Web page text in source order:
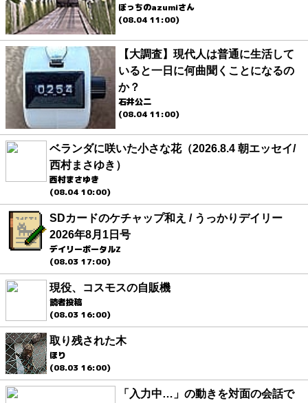
ぼっちのazumiさん
(08.04 11:00)
【大調査】現代人は普通に生活して
いると一日に何曲聞くことになるの
か？
石井公二
(08.04 11:00)
ベランダに咲いた小さな花（2026.8.4 朝エッセイ/
西村まさゆき）
西村まさゆき
(08.04 10:00)
SDカードのケチャップ和え / うっかりデイリー
2026年8月1日号
デイリーポータルZ
(08.03 17:00)
現役、コスモスの自販機
読者投稿
(08.03 16:00)
取り残された木
ほり
(08.03 16:00)
「入力中…」の動きを対面の会話で